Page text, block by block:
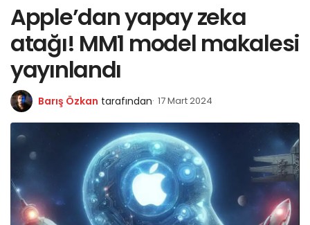
Apple’dan yapay zeka
atağı! MM1 model makalesi
yayınlandı
Barış Özkan tarafından 17 Mart 2024